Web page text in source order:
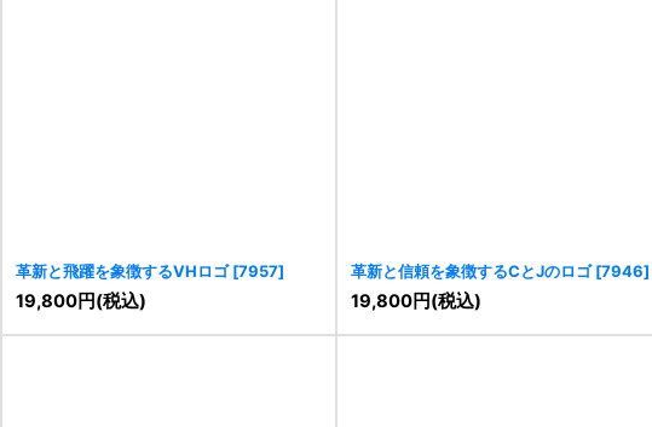
革新と飛躍を象徴するVHロゴ [7957]
19,800円(税込)
革新と信頼を象徴するCとJのロゴ [7946]
19,800円(税込)